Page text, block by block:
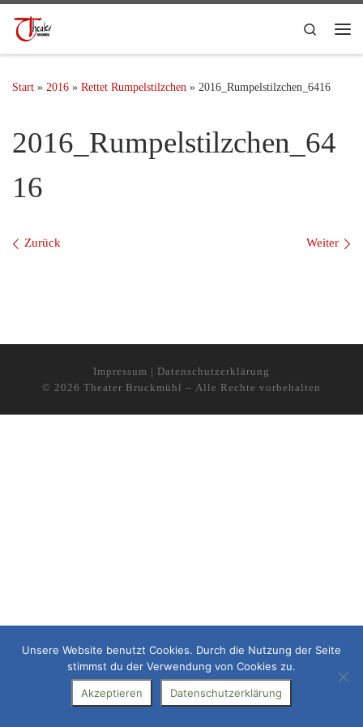
Search
Start » 2016 » Rettet Rumpelstilzchen » 2016_Rumpelstilzchen_6416
2016_Rumpelstilzchen_64
16
Bilder Navigation
Zurück Weiter
Impressum | Datenschutzerklärung
© 2026 Theater Bruckmühl – Alle Rechte vorbehalten
Unsere Website benutzt Cookies. Durch die Nutzung der Seite
stimmst du der Verwendung von Cookies zu.
Akzeptieren Datenschutzerklärung